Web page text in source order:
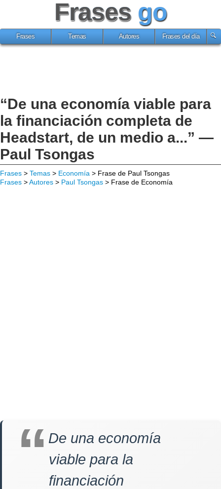
Frases go
Frases Temas Autores Frases del día
“De una economía viable para
la financiación completa de
Headstart, de un medio a...” —
Paul Tsongas
Frases > Temas > Economía > Frase de Paul Tsongas
Frases >Autores > Paul Tsongas > Frase de Economía
De una economía
viable para la
financiación